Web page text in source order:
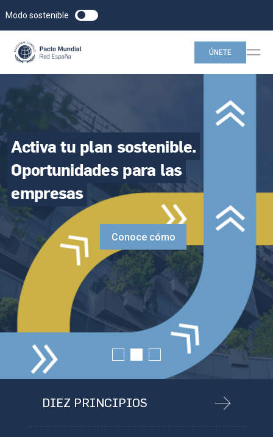
Modo sostenible
ÚNETE
Activatu plan sostenible.
Oportunidades para las
empresas
Conoce cómo
DIEZ PRINCIPIOS